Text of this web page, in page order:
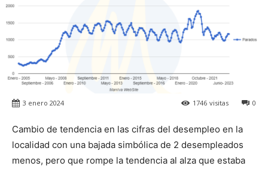
0
1746 visitas
3 enero 2024
Cambio de tendencia en las cifras del desempleo en la
localidad con una bajada simbólica de 2 desempleados
menos, pero que rompe la tendencia al alza que estaba